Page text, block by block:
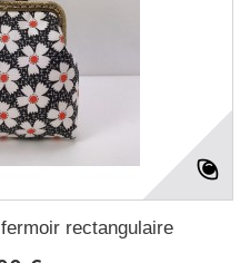
rectangulaire